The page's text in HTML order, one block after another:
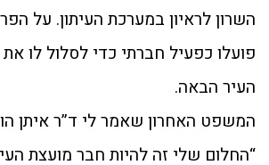
השרון לראיון במערכת העיתון. על
פועלו כפעיל חברתי כדי לסלול לו
העיר הבאה.
המשפט האחרון שאמר לי ד”ר איתן
“החלום שלי זה להיות חבר מועצת